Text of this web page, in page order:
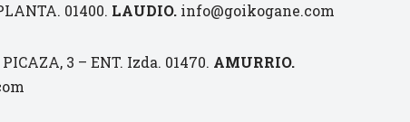
01400. LAUDIO. info@goikogane.com
PICAZA, 3 – ENT. Izda. 01470. AMURRIO.